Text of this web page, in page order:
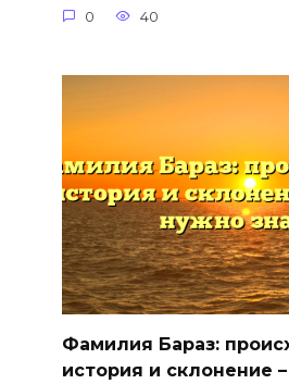
0 40
Фамилия Бараз:
история и склонение